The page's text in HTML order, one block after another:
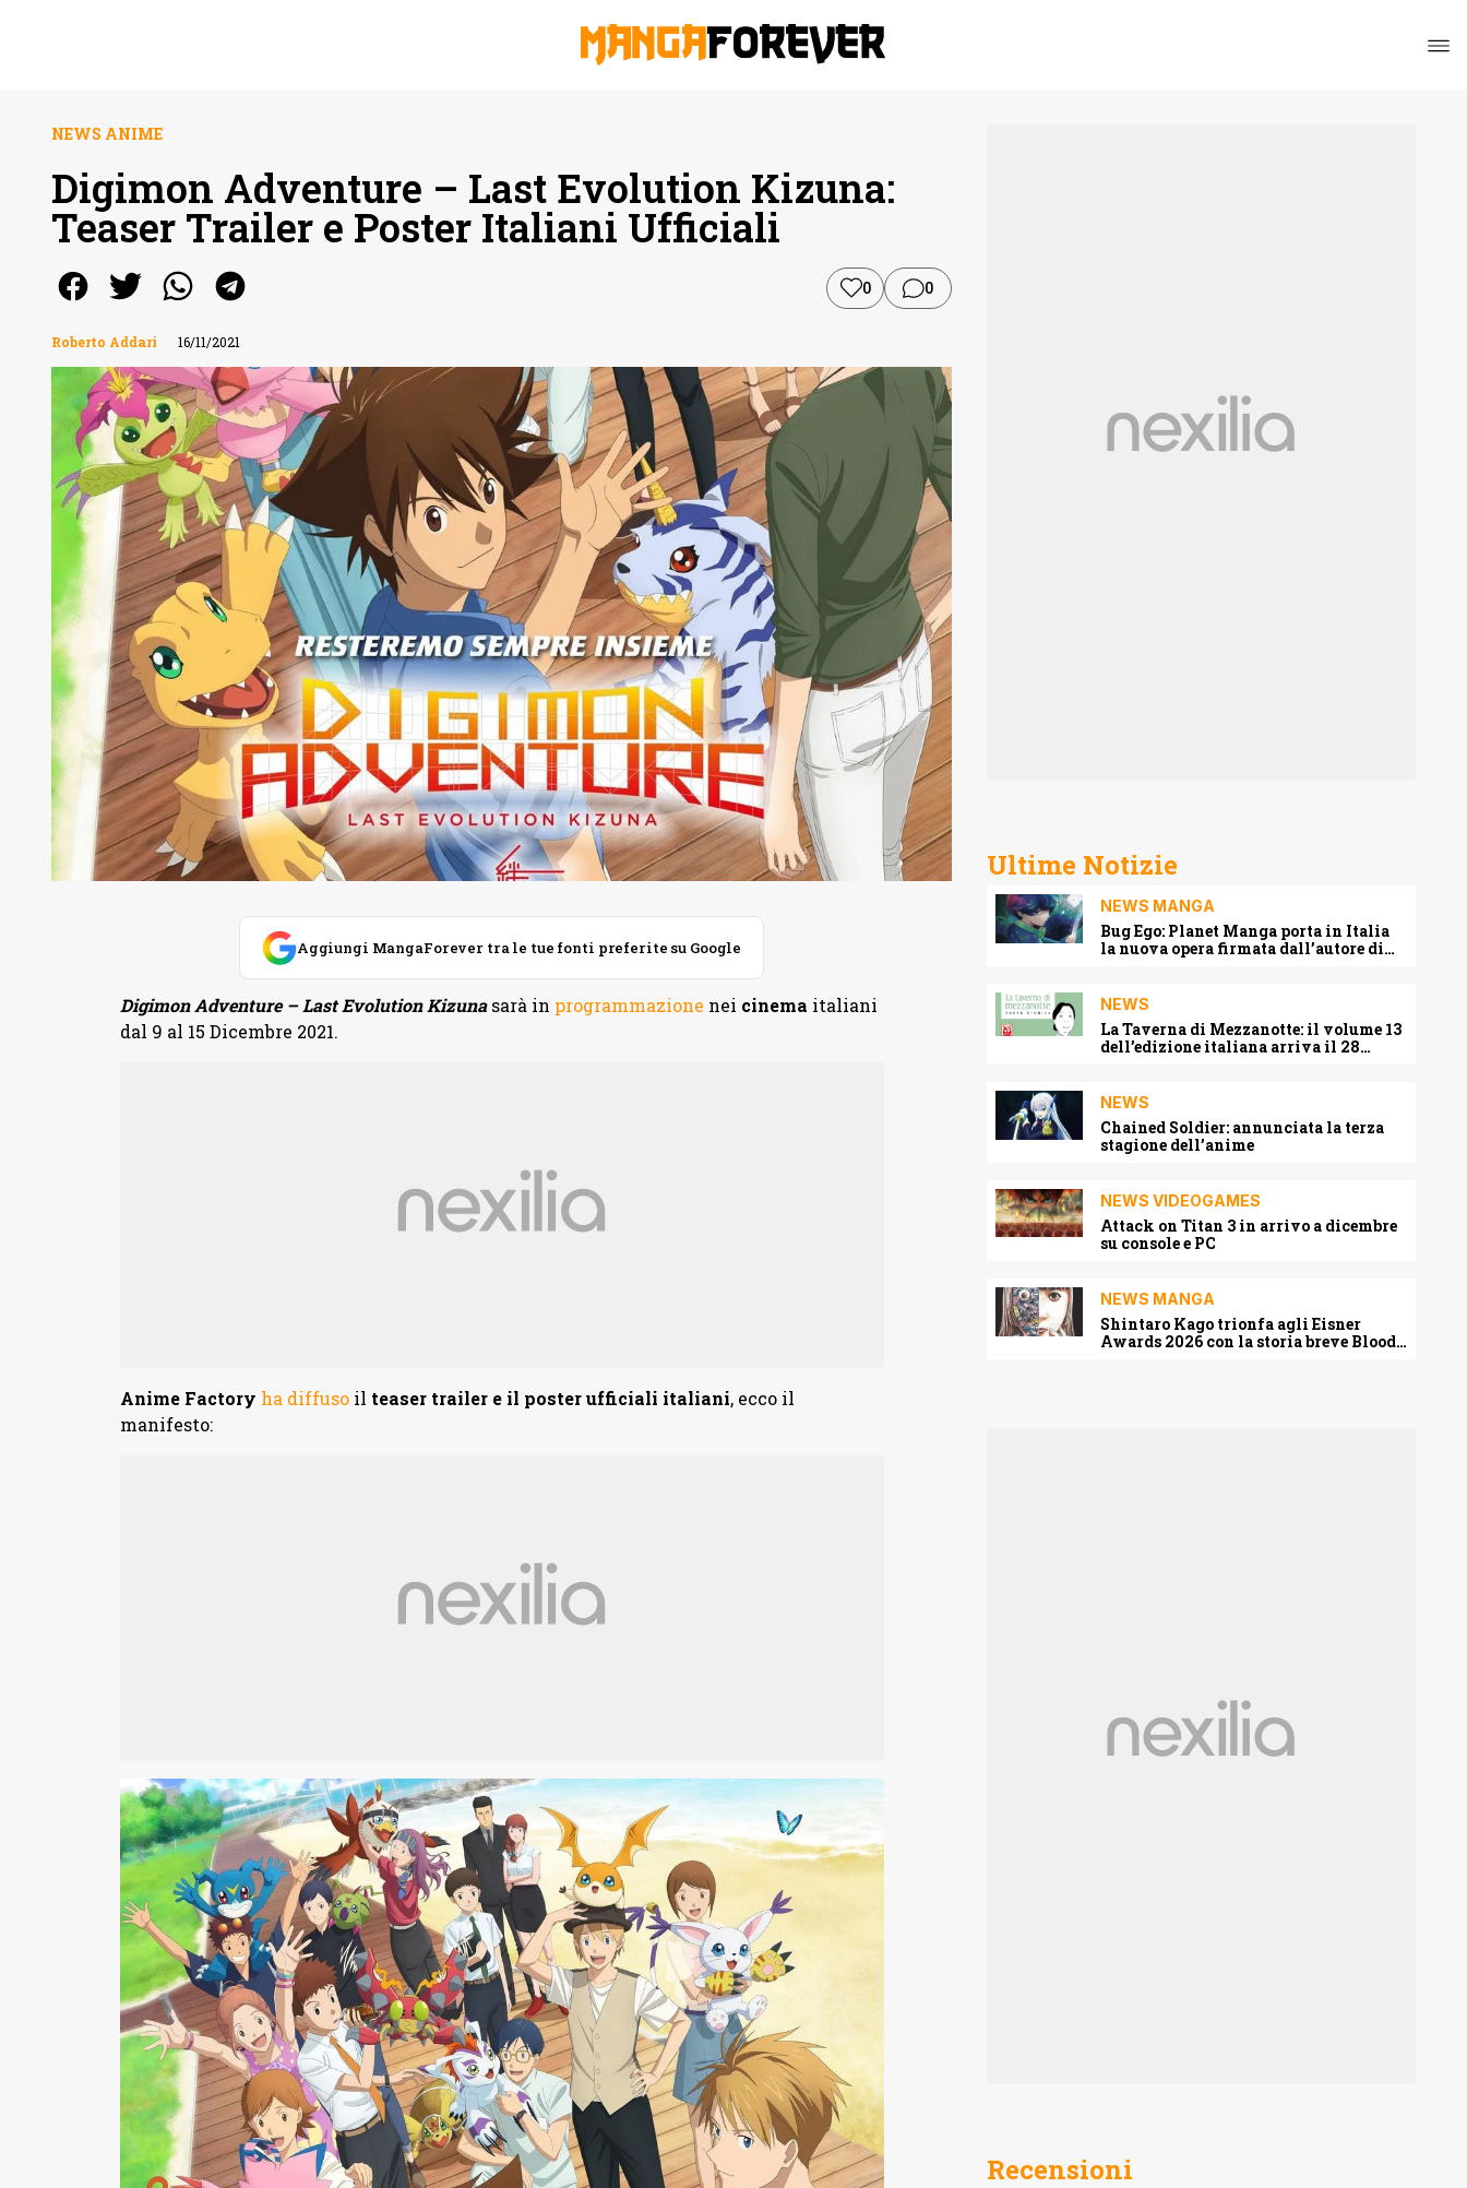
NEWS ANIME
Digimon Adventure – Last Evolution Kizuna:
Teaser Trailer e Poster Italiani Ufficiali
0 0
Roberto Addari 16/11/2021
Aggiungi MangaForever tra le tue fonti preferite su Google
Digimon Adventure – Last Evolution Kizunasarà in programmazione nei cinema italiani
dal 9 al 15 Dicembre 2021.
Anime Factory ha diffusoil teaser trailer e il poster ufficiali italiani, ecco il
manifesto:
Ultime Notizie
NEWS MANGA
Bug Ego: Planet Manga porta in Italia
la nuova opera firmata dall’autore di
NEWS
La Taverna di Mezzanotte: il volume 13
dell’edizione italiana arriva il 28
NEWS
Chained Soldier: annunciata la terza
stagione dell’anime
NEWS VIDEOGAMES
Attack on Titan 3 in arrivo a dicembre
su console e PC
NEWS MANGA
Shintaro Kago trionfa agli Eisner
Awards 2026 con la storia breve Blood
Recensioni